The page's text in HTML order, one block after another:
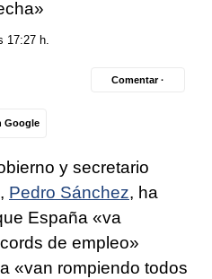
17:27 h.
Google
Comentar ·
y secretario
, Pedro Sánchez, ha
España «va
de empleo»
«van rompiendo todos